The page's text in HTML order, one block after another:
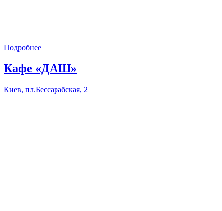
Подробнее
Кафе «ДАШ»
Киев, пл.Бессарабская, 2